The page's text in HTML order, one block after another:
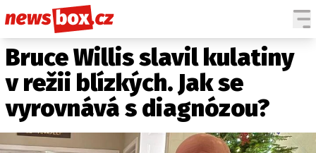
DOMÁCÍ
ZAHRANIČÍ
KRIMI
EKONOMIKA
ČESKÉ CELEBRITY
SVĚTOVÉ CELEBRITY
Bruce Willis slavil kulatiny
v režii blízkých. Jak se
vyrovnává s diagnózou?